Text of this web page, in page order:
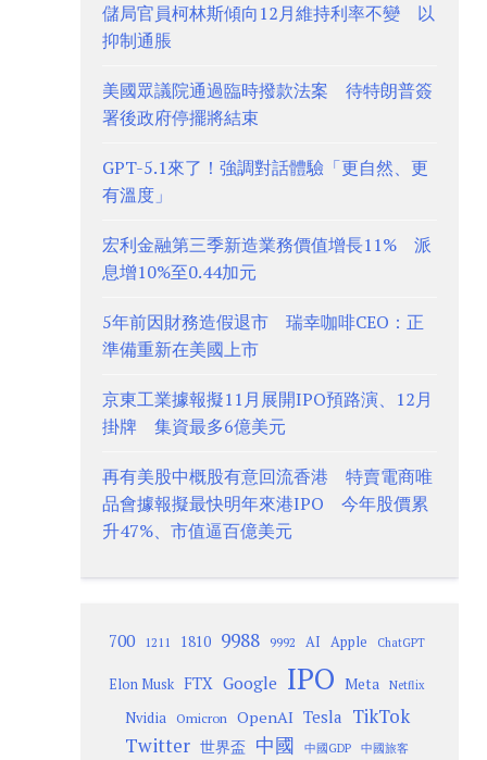
儲局官員柯林斯傾向12月維持利率不變 以
抑制通脹
美國眾議院通過臨時撥款法案 待特朗普簽
署後政府停擺將結束
GPT-5.1來了！強調對話體驗「更自然、更
有溫度」
宏利金融第三季新造業務價值增長11% 派
息增10%至0.44加元
5年前因財務造假退市 瑞幸咖啡CEO：正
準備重新在美國上市
京東工業據報擬11月展開IPO預路演、12月
掛牌 集資最多6億美元
再有美股中概股有意回流香港 特賣電商唯
品會據報擬最快明年來港IPO 今年股價累
升47%、市值逼百億美元
700 1211 1810 9988 9992 AI Apple ChatGPT
Elon Musk FTX Google IPO Meta Netflix
Nvidia Omicron OpenAI Tesla TikTok
Twitter 世界盃 中國 中國GDP 中國旅客